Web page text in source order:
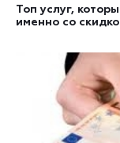
Топ услуг,
именно со